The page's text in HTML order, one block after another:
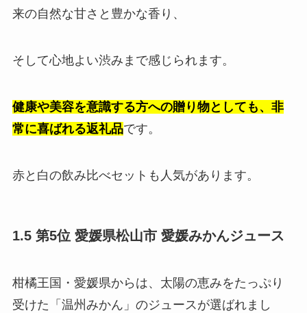
来の自然な甘さと豊かな香り、
そして心地よい渋みまで感じられます。
健康や美容を意識する方への贈り物としても、非
常に喜ばれる返礼品です。
赤と白の飲み比べセットも人気があります。
1.5 第5位 愛媛県松山市 愛媛みかんジュース
柑橘王国・愛媛県からは、太陽の恵みをたっぷり
受けた「温州みかん」のジュースが選ばれまし